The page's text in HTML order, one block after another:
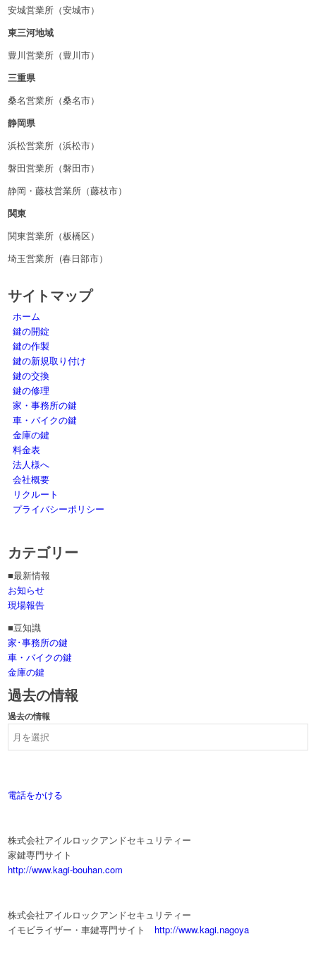
安城営業所（安城市）
東三河地域
豊川営業所（豊川市）
三重県
桑名営業所（桑名市）
静岡県
浜松営業所（浜松市）
磐田営業所（磐田市）
静岡・藤枝営業所（藤枝市）
関東
関東営業所（板橋区）
埼玉営業所 (春日部市）
サイトマップ
ホーム
鍵の開錠
鍵の作製
鍵の新規取り付け
鍵の交換
鍵の修理
家・事務所の鍵
車・バイクの鍵
金庫の鍵
料金表
法人様へ
会社概要
リクルート
プライバシーポリシー
カテゴリー
■最新情報
お知らせ
現場報告
■豆知識
家･事務所の鍵
車・バイクの鍵
金庫の鍵
過去の情報
過去の情報
電話をかける
株式会社アイルロックアンドセキュリティー
家鍵専門サイト
http://www.kagi-bouhan.com
株式会社アイルロックアンドセキュリティー
イモビライザー・車鍵専門サイト http://www.kagi.nagoya